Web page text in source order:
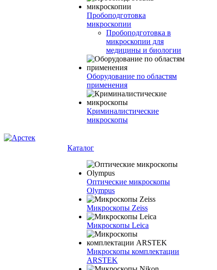
Пробоподготовка
микроскопии
Пробоподготовка в
микроскопии для
медицины и биологии
Оборудование по областям
применения
Криминалистические
микроскопы
Каталог
Оптические микроскопы
Olympus
Микроскопы Zeiss
Микроскопы Leica
Микроскопы комплектации
ARSTEK